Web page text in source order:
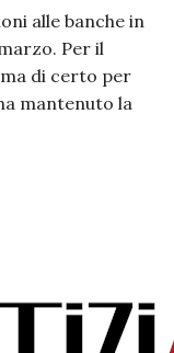
alle banche in
Per il
di certo per
mantenuto la